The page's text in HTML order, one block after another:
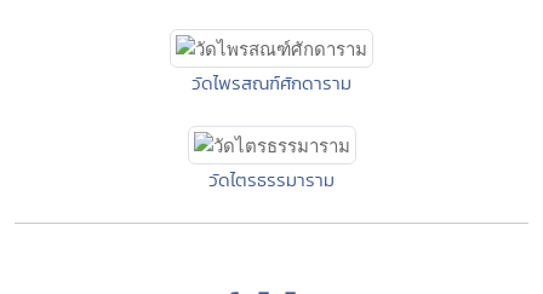
วัดไพรสณฑ์ศักดาราม
วัดไตรธรรมาราม